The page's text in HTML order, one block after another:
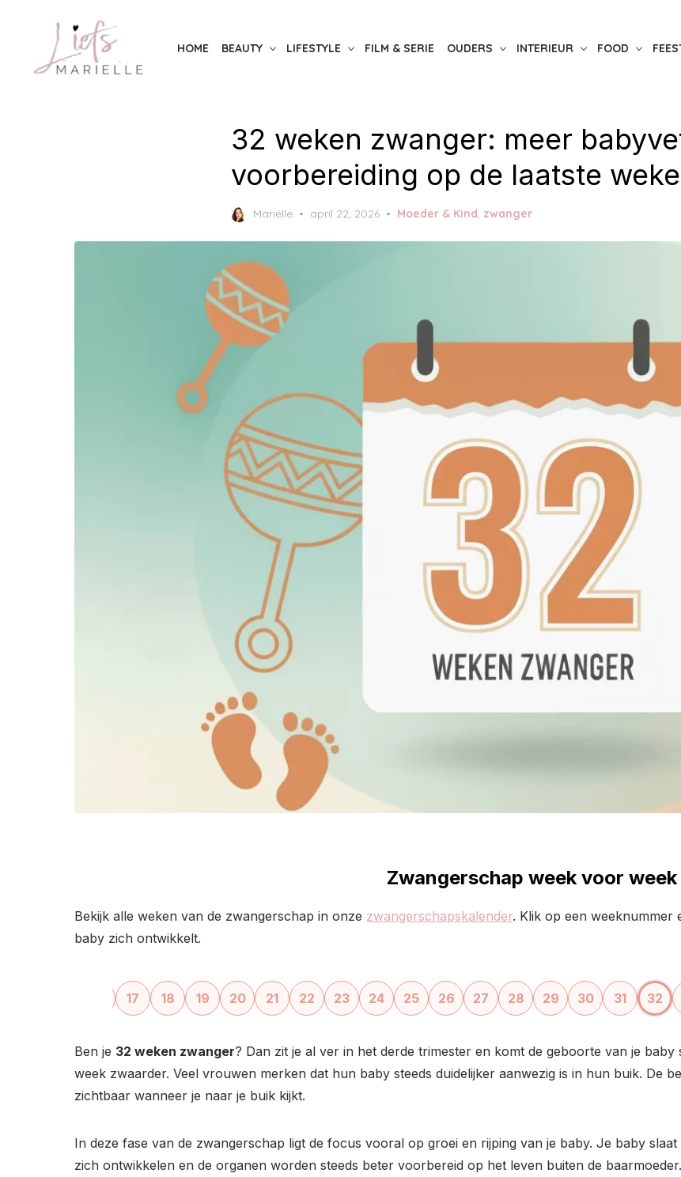
content
HOME BEAUTY LIFESTYLE FILM & SERIE OUDERS INTERIEUR FOOD
32 weken zwanger: meer
voorbereiding op de laatste
Mariëlle
Posted
april 22, 2026 Moeder & Kind zwanger
Zwangerschap week voor week
Bekijk alle weken van de zwangerschap in onze zwangerschapskalender. Klik op een weeknummer
baby zich ontwikkelt.
17 18 19 20 21 22 23 24 25 26 27 28 29 30 31 32
Ben je 32 weken zwanger? Dan zit je al ver in het derde trimester en komt de geboorte van je
week zwaarder. Veel vrouwen merken dat hun baby steeds duidelijker aanwezig is in hun buik. De
zichtbaar wanneer je naar je buik kijkt.
In deze fase van de zwangerschap ligt de focus vooral op groei en rijping van je baby. Je baby
zich ontwikkelen en de organen worden steeds beter voorbereid op het leven buiten de baarmoeder.